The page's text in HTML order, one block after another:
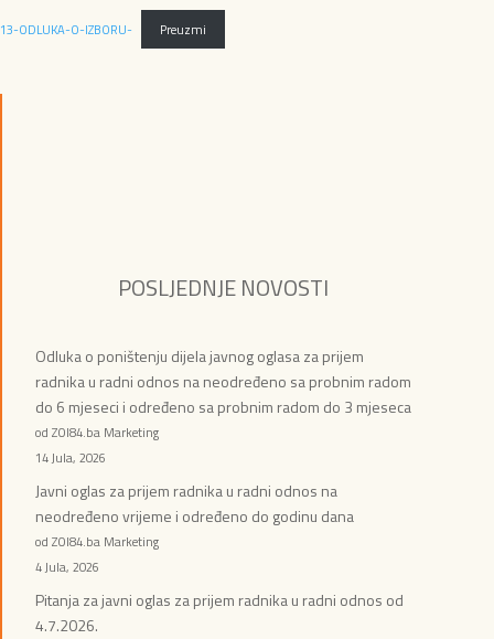
13-ODLUKA-O-IZBORU- Preuzmi
POSLJEDNJE NOVOSTI
Odluka o poništenju dijela javnog oglasa za prijem
radnika u radni odnos na neodređeno sa probnim radom
do 6 mjeseci i određeno sa probnim radom do 3 mjeseca
od ZOI84.ba Marketing
14 Jula, 2026
Javni oglas za prijem radnika u radni odnos na
neodređeno vrijeme i određeno do godinu dana
od ZOI84.ba Marketing
4 Jula, 2026
Pitanja za javni oglas za prijem radnika u radni odnos od
4.7.2026.